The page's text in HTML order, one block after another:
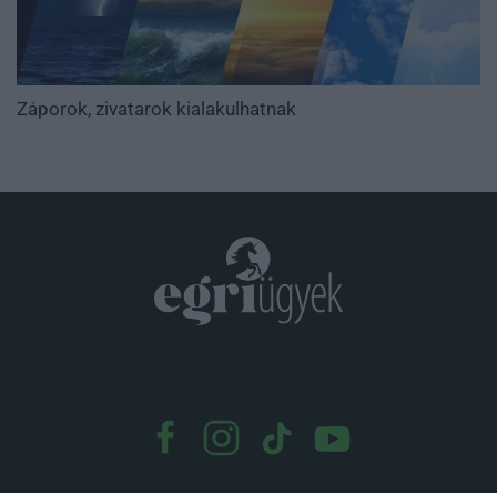
Záporok, zivatarok kialakulhatnak